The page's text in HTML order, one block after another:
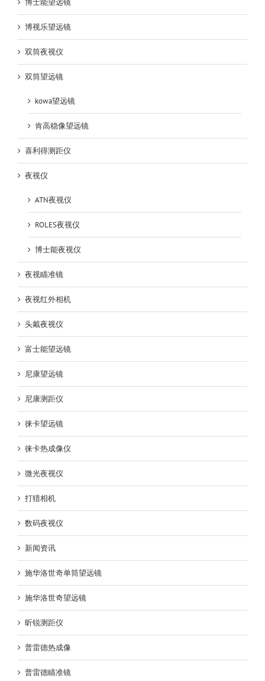
博士能望远镜
博视乐望远镜
双筒夜视仪
双筒望远镜
kowa望远镜
肯高稳像望远镜
喜利得测距仪
夜视仪
ATN夜视仪
ROLES夜视仪
博士能夜视仪
夜视瞄准镜
夜视红外相机
头戴夜视仪
富士能望远镜
尼康望远镜
尼康测距仪
徕卡望远镜
徕卡热成像仪
微光夜视仪
打猎相机
数码夜视仪
新闻资讯
施华洛世奇单筒望远镜
施华洛世奇望远镜
昕锐测距仪
普雷德热成像
普雷德瞄准镜